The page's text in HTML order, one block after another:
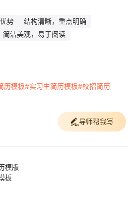
势
结构清晰，重点明确
简洁美观，易于阅读
历模板#实习生简历模板#校招简历
导师帮我写
模版
板